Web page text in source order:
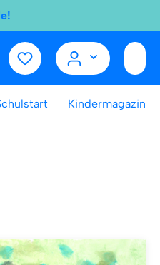
Kindermagazin